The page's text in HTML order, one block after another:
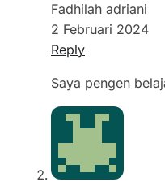
Fadhilah adriani
2 Februari 2024
Reply
Saya pengen